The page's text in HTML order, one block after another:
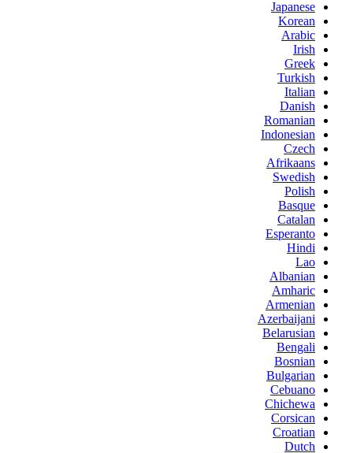
Japanese
Korean
Arabic
Irish
Greek
Turkish
Italian
Danish
Romanian
Indonesian
Czech
Afrikaans
Swedish
Polish
Basque
Catalan
Esperanto
Hindi
Lao
Albanian
Amharic
Armenian
Azerbaijani
Belarusian
Bengali
Bosnian
Bulgarian
Cebuano
Chichewa
Corsican
Croatian
Dutch